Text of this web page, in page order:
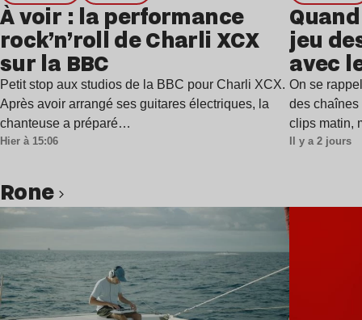
À voir : la performance
rock’n’roll de Charli XCX
sur la BBC
Petit stop aux studios de la BBC pour Charli XCX.
Après avoir arrangé ses guitares électriques, la
chanteuse a préparé…
Hier à 15:06
jeu
avec
On se
des
clips matin,
Il y a 2 jours
Rone